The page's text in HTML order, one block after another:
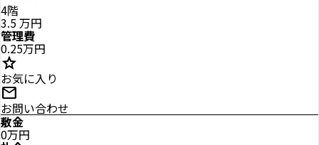
4階
3.5万円
管理費
0.25万円
star
お気に入り
mail
お問い合わせ
敷金
0万円